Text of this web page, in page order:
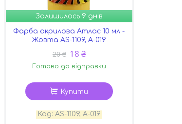
Залишилось 9 днів
Фарба акрилова Атлас 10 мл -
Жовта AS-1109, А-019
20 ₴ 18 ₴
Готово до відправки
Купити
AS-1109, А-019